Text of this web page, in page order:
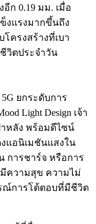
ก 0.19 มม. เมื่อ
งแรงมากขึ้นถึง
ครงสร้างที่เบา
วิตประจำวัน
ยกระดับการ
Light Design เจ้า
าหลัง พร้อมดีไซน์
แอนิเมชันแสงใน
การชาร์จ หรือการ
ความสุข ความไม่
ณ์การโต้ตอบที่มีชีวิต